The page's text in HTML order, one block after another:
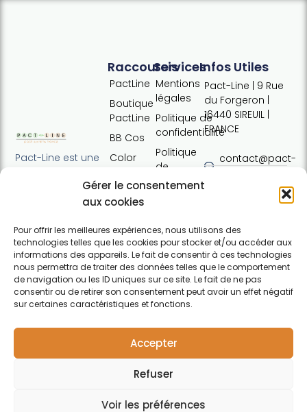
Gérer le consentement
aux cookies
Pour offrir les meilleures expériences, nous utilisons des
technologies telles que les cookies pour stocker et/ou accéder aux
informations des appareils. Le fait de consentir à ces technologies
nous permettra de traiter des données telles que le comportement
de navigation ou les ID uniques sur ce site. Le fait de ne pas
consentir ou de retirer son consentement peut avoir un effet négatif
sur certaines caractéristiques et fonctions.
Accepter
Refuser
Voir les préférences
Pact-Line est une
proposant des
capillaires de
haute qualité et
soucieux du
respect de
l'environnement.
Pour particuliers et
F
Services
Mentions
légales
Politique de
confidentialité
Politique
de
cookies
de vente
Contact
Raccourcis
PactLine
Boutique
PactLine
BB Cos
Color
Pure
Elements
Infos Utiles
Pact-Line | 9 Rue
du Forgeron |
16440 SIREUIL |
FRANCE
contact@pact-
Tel : +33 (0)7
Horaires:
Lundi · 13h30 ·
17h30 | Mardi,
mercredi,
jeudi : 09h30 ·
12h30 / 13h30 ·
Vendredi :